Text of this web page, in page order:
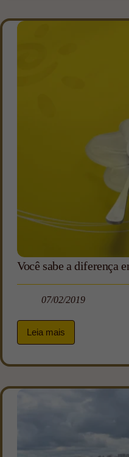
Você sabe a diferença
07/02/2019
Leia mais